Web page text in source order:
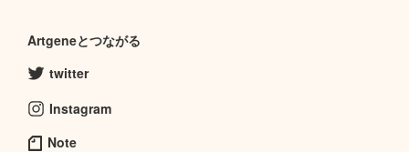
Artgeneとつながる
twitter
Instagram
Note